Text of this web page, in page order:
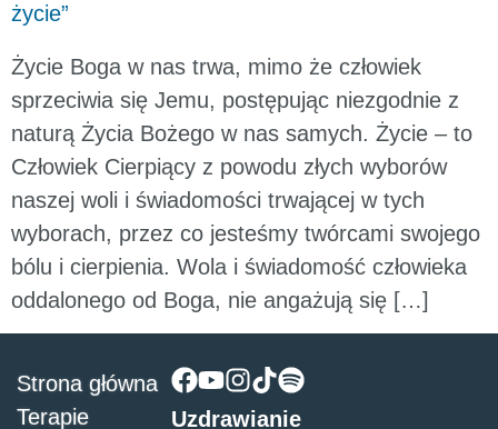
życie”
Życie Boga w nas trwa, mimo że człowiek
sprzeciwia się Jemu, postępując niezgodnie z
naturą Życia Bożego w nas samych. Życie – to
Człowiek Cierpiący z powodu złych wyborów
naszej woli i świadomości trwającej w tych
wyborach, przez co jesteśmy twórcami swojego
bólu i cierpienia. Wola i świadomość człowieka
oddalonego od Boga, nie angażują się […]
Uzdrawianie
Strona główna
Terapie